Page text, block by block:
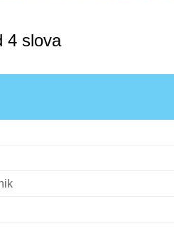
4 slova